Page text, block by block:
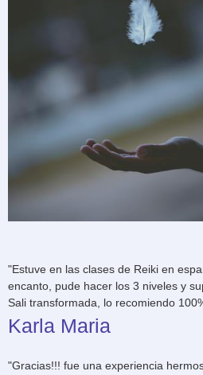
"Estuve en las clases de Reiki en
encanto, pude hacer los 3 niveles y
Sali transformada, lo recomiendo
Karla Maria
"Gracias!!! fue una experiencia